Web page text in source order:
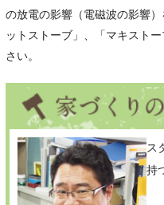
の放電の影響（電磁波の影響
ットストーブ」、「マキスト
さい。
ス
持